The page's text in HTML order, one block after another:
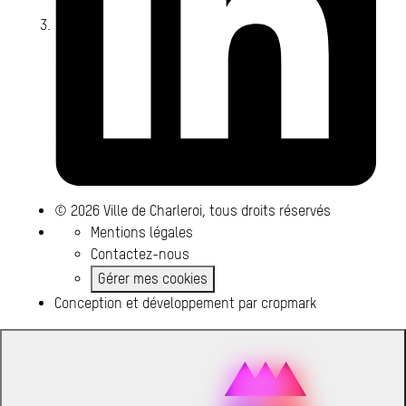
© 2026 Ville de Charleroi, tous droits réservés
Mentions légales
Contactez-nous
Gérer mes cookies
Conception et développement par cropmark